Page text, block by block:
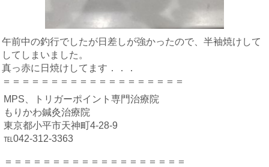
午前中の釣行でしたが日差しが強かったので、半袖焼けして
してしまいました。
真っ赤に日焼けしてます．．．
＝＝＝＝＝＝＝＝＝＝＝＝＝＝＝＝＝＝＝
MPS、トリガーポイント専門治療院
もりかわ鍼灸治療院
東京都小平市天神町4-28-9
℡042-312-3363
＝＝＝＝＝＝＝＝＝＝＝＝＝＝＝＝＝＝＝